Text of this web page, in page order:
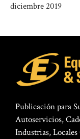
diciembre 2019
Publicación para
Autoservicios,
Industrias, Locales